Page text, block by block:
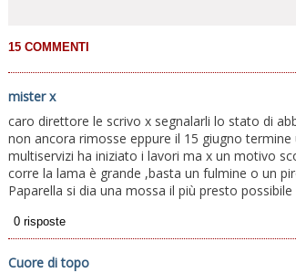
mister x
caro direttore le scrivo x segnalarli lo stato di
non ancora rimosse eppure il 15 giugno
multiservizi ha iniziato i lavori ma x un motivo
corre la lama è grande ,basta un fulmine o un
Paparella si dia una mossa il più presto
Cuore di topo